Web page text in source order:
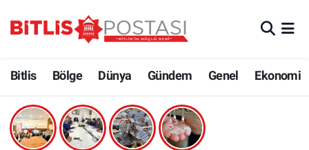
Bitlis Bölge Dünya Gündem Genel Ekonomi
Bölge
Bitlis Trafik Yoğunluk Haritası